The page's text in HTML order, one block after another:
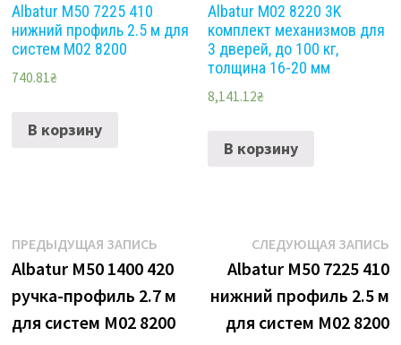
Albatur М50 7225 410
нижний профиль 2.5 м для
систем М02 8200
740.81 ₴
В корзину
Albatur M02 8220 3K
комплект механизмов для
3 дверей, до 100 кг,
толщина 16-20 мм
8,141.12₴
В корзину
Навигация
по
записям
ПРЕДЫДУЩАЯ ЗАПИСЬПредыдущая
запись:
Albatur М50 1400 420
ручка-профиль 2.7 м
для систем М02 8200
СЛЕДУЮЩАЯ ЗАПИСЬ
Albatur М50 7225 410
нижний профиль 2.5 м
для систем М02 8200